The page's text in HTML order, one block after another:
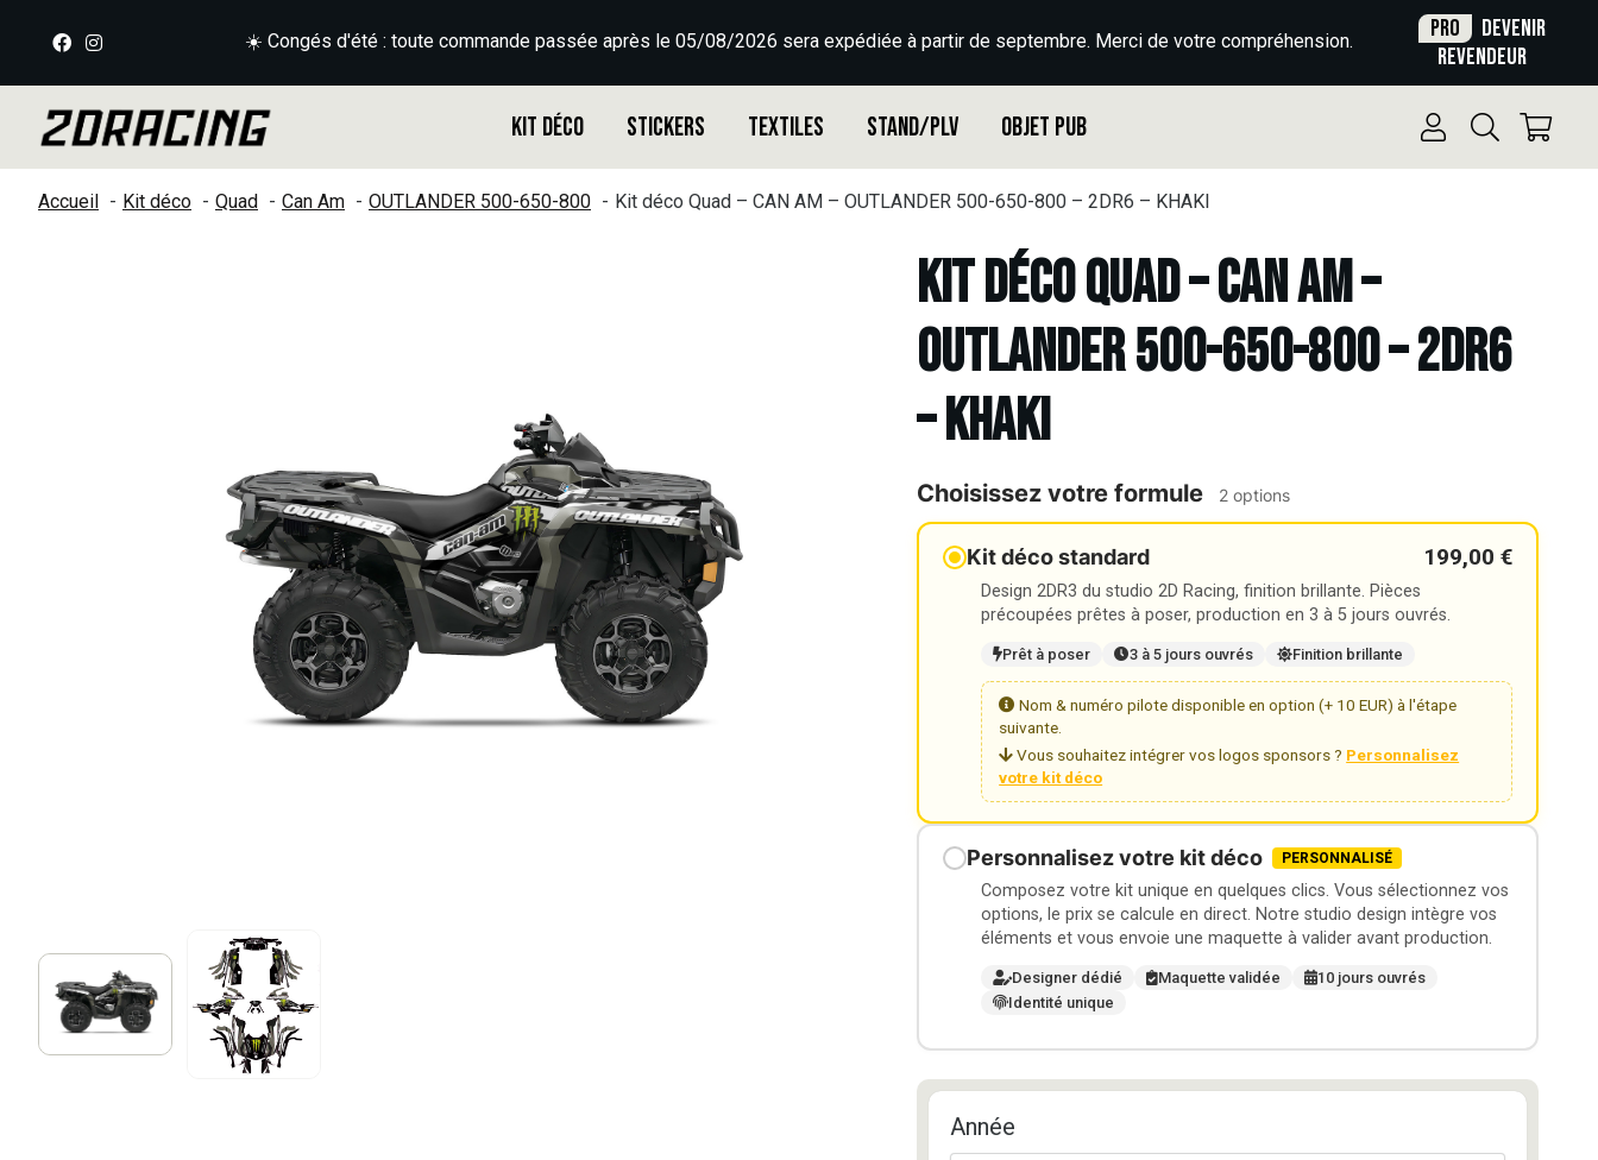
☀️ Congés d'été : toute commande passée après le 05/08/2026 sera expédiée à partir de septembre. Merci de votre compréhension. Pro
Devenir
revendeur
Kit déco Stickers Textiles Stand/PLV Objet Pub
Accueil Kit déco Quad Can Am OUTLANDER 500-650-800 Kit déco Quad – CAN AM – OUTLANDER 500-650-800 – 2DR6 – KHAKI
Kit déco Quad – CAN AM –
OUTLANDER 500-650-800 – 2DR6
– KHAKI
Choisissez votre formule 2 options
Kit déco standard 199,00 €
Design 2DR3 du studio 2D Racing, finition brillante. Pièces
précoupées prêtes à poser, production en 3 à 5 jours ouvrés.
Prêt à poser 3 à 5 jours ouvrés Finition brillante
Nom & numéro pilote disponible en option (+ 10 EUR) à l'étape
suivante.
Vous souhaitez intégrer vos logos sponsors ? Personnalisez
votre kit déco
Personnalisez votre kit déco PERSONNALISÉ
Composez votre kit unique en quelques clics. Vous sélectionnez vos
options, le prix se calcule en direct. Notre studio design intègre vos
éléments et vous envoie une maquette à valider avant production.
Designer dédié Maquette validée
10 jours ouvrés
Identité unique
Année